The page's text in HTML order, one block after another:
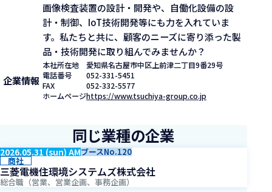
画像検査装置の設計・開発や、自働化設備の設
計・制御、IoT技術開発等にも力を入れていま
す。私たちと共に、顧客のニーズに寄り添った製
品・技術開発に取り組んでみませんか？
企業情報
本社所在地
愛知県名古屋市中区上前津二丁目9番29号
電話番号
052-331-5451
FAX
052-332-5577
ホームページhttps://www.tsuchiya-group.co.jp
同じ業種の企業
2026.05.31 (sun) AMブースNo.120
商社
三菱電機住環境システムズ株式会社
総合職（営業、営業企画、事務企画）